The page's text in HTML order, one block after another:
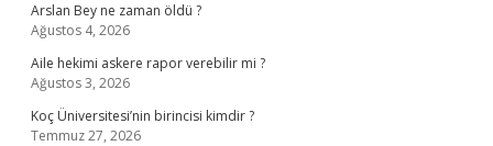
Arslan Bey ne zaman öldü ?
Ağustos 4, 2026
Aile hekimi askere rapor verebilir mi ?
Ağustos 3, 2026
Koç Üniversitesi’nin birincisi kimdir ?
Temmuz 27, 2026